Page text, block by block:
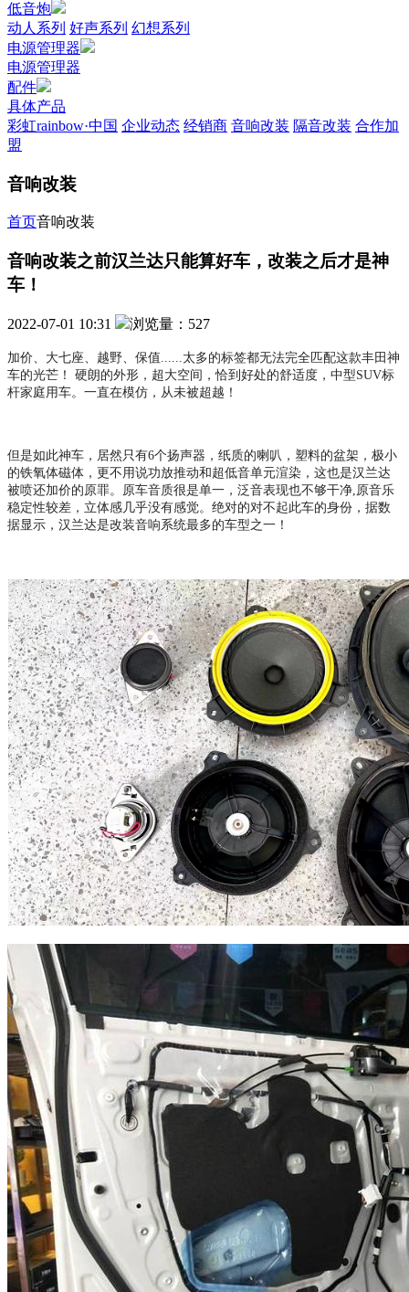
低音炮
动人系列 好声系列 幻想系列
电源管理器
电源管理器
配件
具体产品
彩虹rainbow·中国 企业动态 经销商 音响改装 隔音改装 合作加
盟
音响改装
首页音响改装
音响改装之前汉兰达只能算好车，改装之后才是神
车！
2022-07-01 10:31 浏览量：527
加价、大七座、越野、保值
太多的标签都无法完全匹配这款丰田神
车的光芒！
硬朗的外形，超大空间，恰到好处的舒适度，中型SUV标
杆家庭用车。一直在模仿，从未被超越！
但是如此神车，居然只有6个扬声器，纸质的喇叭，塑料的盆架，极小
的铁氧体磁体，更不用说功放推动和超低音单元渲染，这也是汉兰达
被喷还加价的原罪。原车音质很是单一，泛音表现也不够干净,原音乐
稳定性较差，立体感几乎没有感觉。绝对的对不起此车的身份，据数
据显示，汉兰达是改装音响系统最多的车型之一！